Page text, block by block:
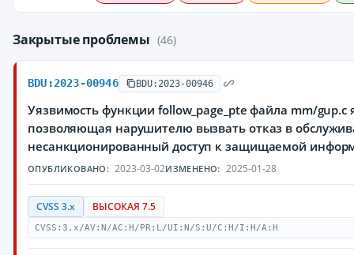
Закрытые проблемы (46)
BDU:2023-00946 BDU:2023-00946
Уязвимость функции follow_page_pte файла mm/
позволяющая нарушителю вызвать отказ в
несанкционированный доступ к защищаемой
ОПУБЛИКОВАНО: 2023-03-02ИЗМЕНЕНО: 2025-01-28
CVSS 3.x ВЫСОКАЯ 7.5
CVSS:3.x/AV:N/AC:H/PR:L/UI:N/S:U/C:H/I:H/A:H